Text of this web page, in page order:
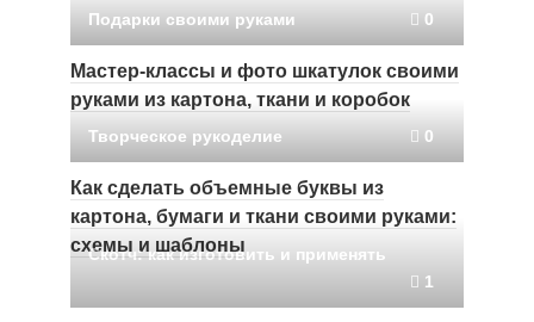
Подарки своими руками 0
Мастер-классы и фото шкатулок своими
руками из картона, ткани и коробок
Творческое рукоделие 0
Как сделать объемные буквы из
картона, бумаги и ткани своими руками:
схемы и шаблоны
Скотч: как изготовить и применять
1